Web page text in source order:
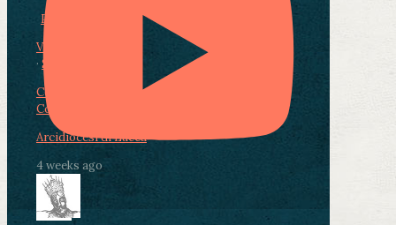
Photo
View on Facebook
· Share
Condividi su Facebook
Condividi su LinkedIn
Arcidiocesi di Lucca
4 weeks ago